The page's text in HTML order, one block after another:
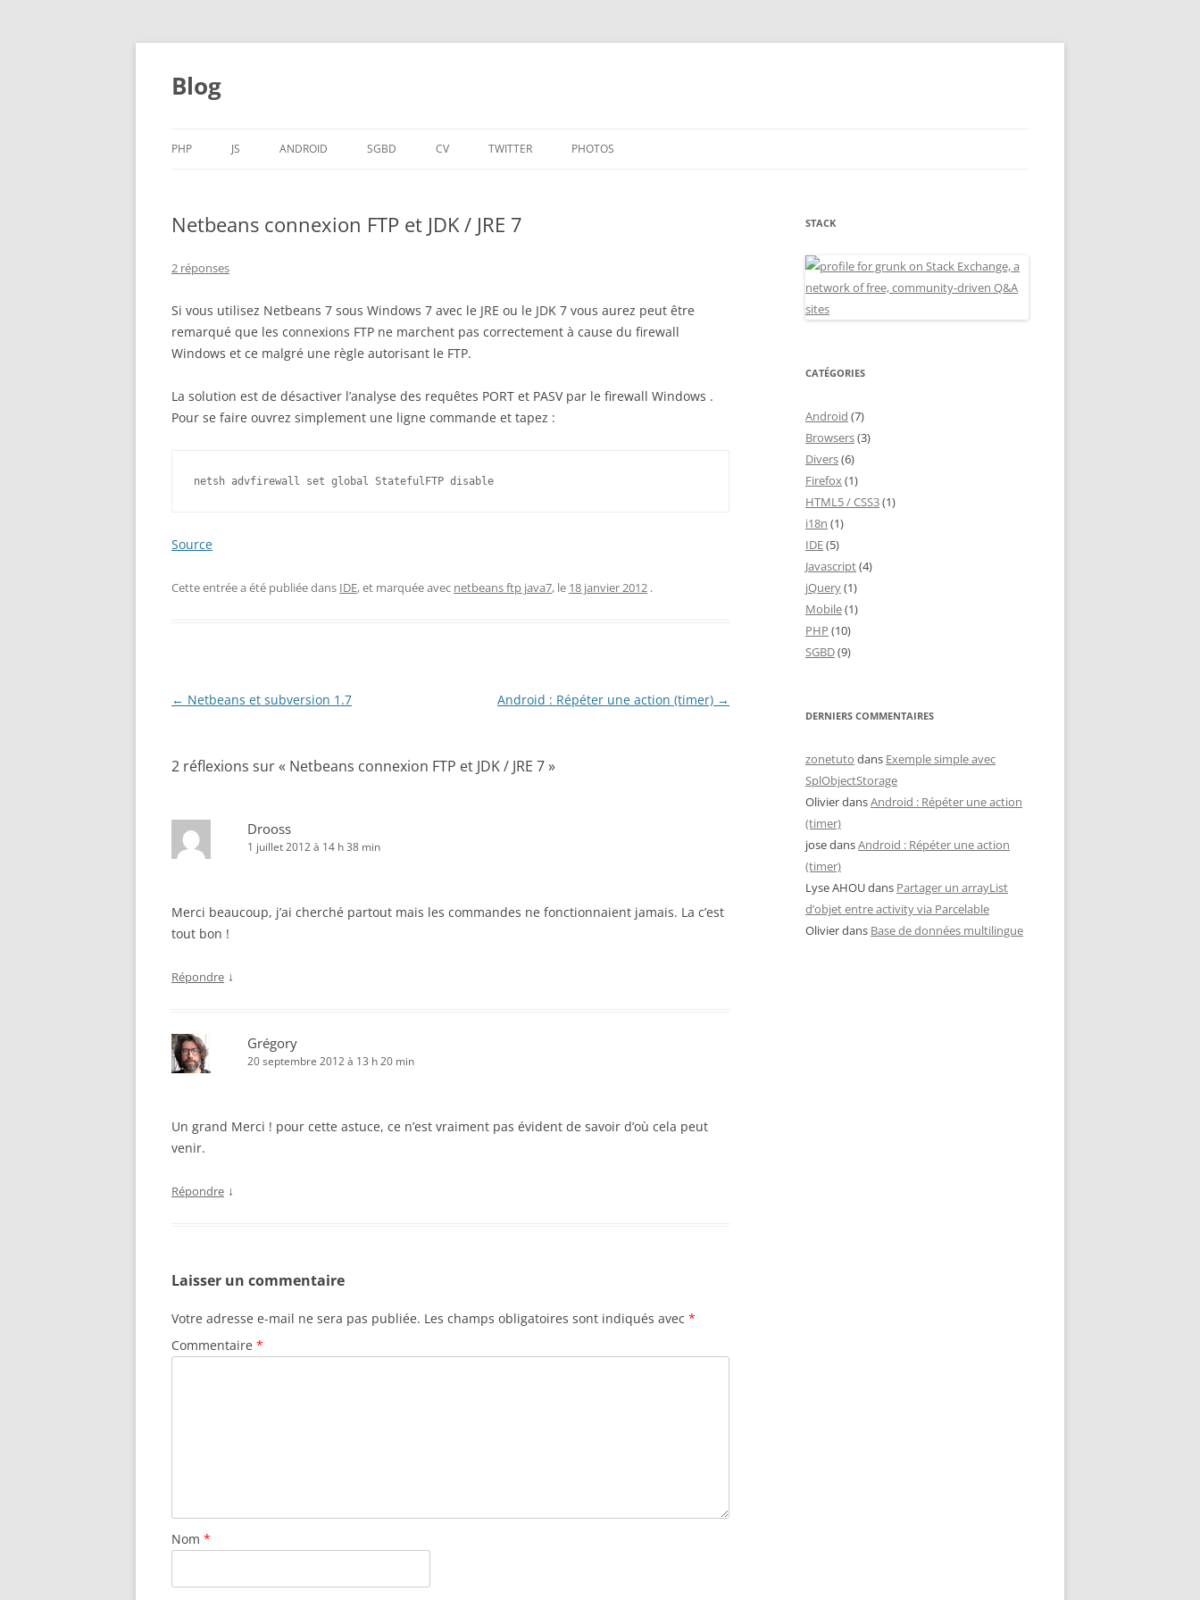
Aller
contenu
Blog
PHP JS ANDROID SGBD CV TWITTER PHOTOS
Netbeans connexion FTP et JDK / JRE 7
2 réponses
Si vous utilisez Netbeans 7 sous Windows 7 avec le JRE ou le JDK 7 vous aurez peut être
remarqué que les connexions FTP ne marchent pas correctement à cause du firewall
Windows et ce malgré une règle autorisant le FTP.
La solution est de désactiver l’analyse des requêtes PORT et PASV par le firewall Windows .
Pour se faire ouvrez simplement une ligne commande et tapez :
netsh advfirewall set global StatefulFTP disable
Source
Cette entrée a été publiée dans IDE, et marquée avec netbeans ftp java7, le 18 janvier 2012 .
Navigation
← Netbeans et subversion 1.7 Android : Répéter une action (timer) →
2 réflexions sur « Netbeans connexion FTP et JDK / JRE 7»
Drooss
1 juillet 2012 à 14 h 38 min
Merci beaucoup, j’ai cherché partout mais les commandes ne fonctionnaient jamais. La c’est
tout bon !
Répondre ↓
Grégory
20 septembre 2012 à 13 h 20 min
Un grand Merci ! pour cette astuce, ce n’est vraiment pas évident de savoir d’où cela peut
venir.
Répondre ↓
Laisser un commentaire
Votre adresse e-mail ne sera pas publiée. Les champs obligatoires sont indiqués avec *
Commentaire *
Nom *
STACK
CATÉGORIES
Android (7)
Browsers(3)
Divers(6)
Firefox(1)
HTML5 / CSS3(1)
i18n (1)
IDE(5)
Javascript(4)
jQuery(1)
Mobile(1)
PHP (10)
SGBD(9)
DERNIERS COMMENTAIRES
zonetuto dans Exemple simple avec
SplObjectStorage
OlivierdansAndroid : Répéter une action
(timer)
josedansAndroid : Répéter une action
(timer)
Lyse AHOUdans Partager un arrayList
d’objet entre activity via Parcelable
Olivierdans Base de données multilingue